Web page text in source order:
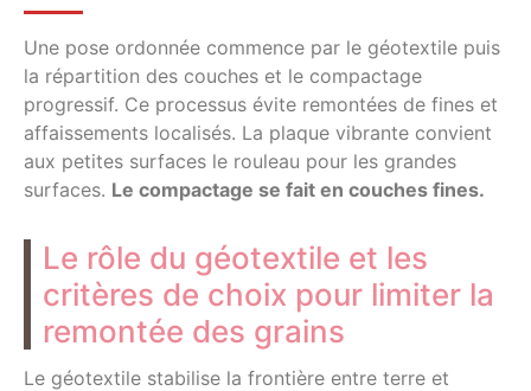
Une pose ordonnée commence par le géotextile puis
la répartition des couches et le compactage
progressif. Ce processus évite remontées de fines et
affaissements localisés. La plaque vibrante convient
aux petites surfaces le rouleau pour les grandes
surfaces. Le compactage se fait en couches fines.
Le rôle du géotextile et les
critères de choix pour limiter la
remontée des grains
Le géotextile stabilise la frontière entre terre et